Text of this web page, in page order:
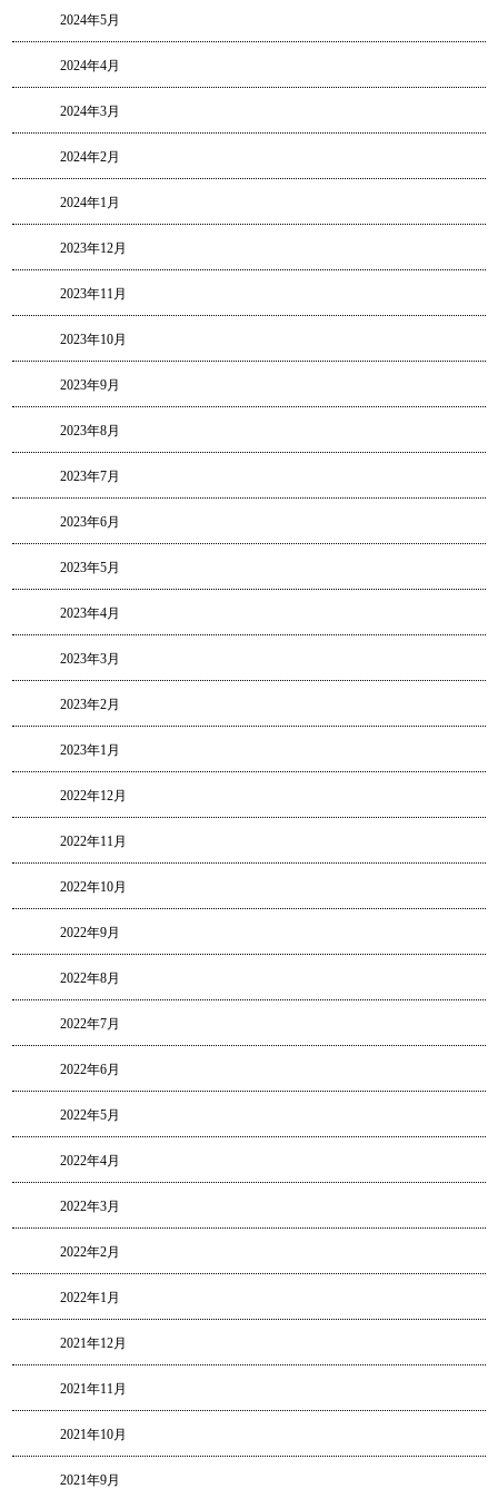
2024年5月
2024年4月
2024年3月
2024年2月
2024年1月
2023年12月
2023年11月
2023年10月
2023年9月
2023年8月
2023年7月
2023年6月
2023年5月
2023年4月
2023年3月
2023年2月
2023年1月
2022年12月
2022年11月
2022年10月
2022年9月
2022年8月
2022年7月
2022年6月
2022年5月
2022年4月
2022年3月
2022年2月
2022年1月
2021年12月
2021年11月
2021年10月
2021年9月